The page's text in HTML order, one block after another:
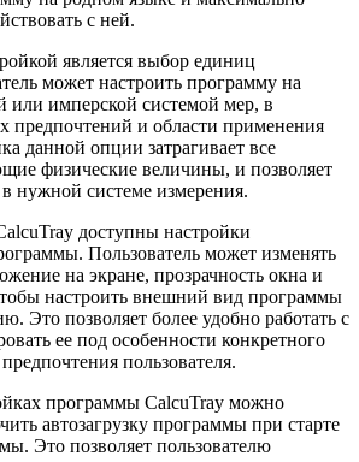
с ней.
является выбор единиц
может настроить программу на
или имперской системой мер, в
предпочтений и области применения
данной опции затрагивает все
физические величины, и позволяет
в нужной системе измерения.
доступны настройки
Пользователь может изменять
на экране, прозрачность окна и
настроить внешний вид программы
Это позволяет более удобно работать с
ее под особенности конкретного
пользователя.
программы CalcuTray можно
автозагрузку программы при старте
Это позволяет пользователю